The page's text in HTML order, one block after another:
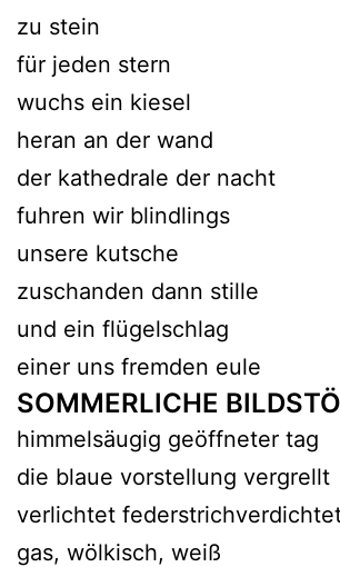
zu stein
für jeden stern
wuchs ein kiesel
heran an der wand
der kathedrale der nacht
fuhren wir blindlings
unsere kutsche
zuschanden dann stille
und ein flügelschlag
einer uns fremden eule
SOMMERLICHE
himmelsäugig geöffneter tag
die blaue vorstellung vergrellt
verlichtet
gas, wölkisch, weiß